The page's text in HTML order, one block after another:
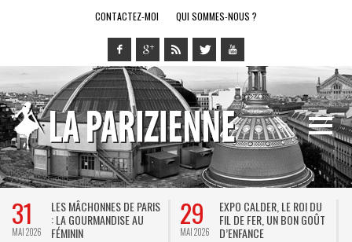
CONTACTEZ-MOI QUI SOMMES-NOUS ?
31
MAI 2026
LES MÂCHONNES DE PARIS
: LA GOURMANDISE AU
FÉMININ
29
MAI 2026
EXPO CALDER, LE ROI DU
FIL DE FER, UN BON GOÛT
D’ENFANCE